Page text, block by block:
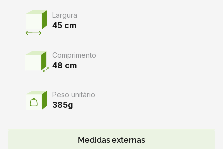
Largura
45 cm
Comprimento
48 cm
Peso unitário
385g
Medidas externas